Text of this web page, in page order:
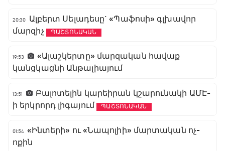
20:30
Ալբերտ Սելադեսը` «Պաֆոսի» գլխավոր
մարզիչ
ՊԱՇՏՈՆԱԿԱՆ
19:53
«Ալաշկերտը» մարզական հավաք
կանցկացնի Անթալիայում
13:51
Բալոտելին կարեիրան կշարունակի ԱՄԷ-
ի երկրորդ լիգայում
ՊԱՇՏՈՆԱԿԱՆ
01:54 «Ինտերի» ու «Նապոլիի» մարտական ոչ-
ոքին